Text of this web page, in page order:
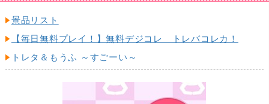
景品リスト
【毎日無料プレイ！】無料デジコレ トレバコレカ！
トレタ＆もうふ ～すごーい～